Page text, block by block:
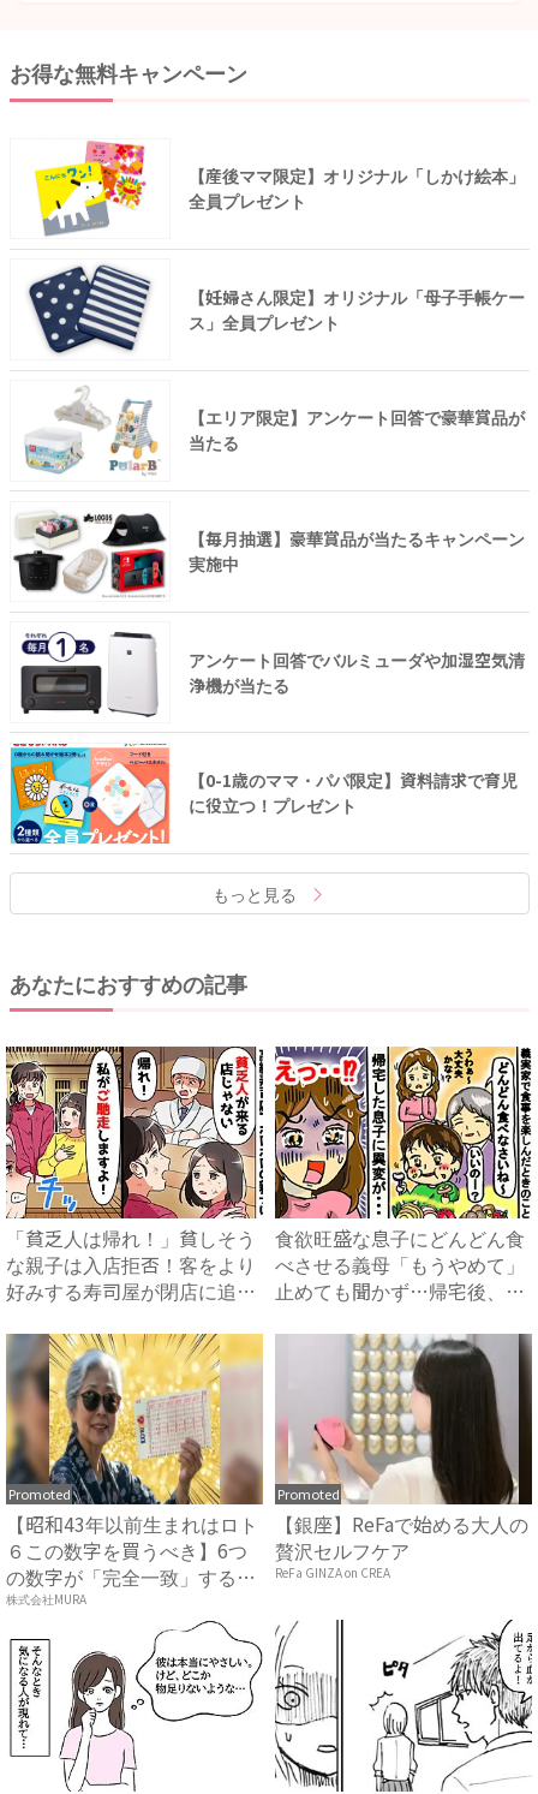
お得な無料キャンペーン
【産後ママ限定】オリジナル「しかけ絵本」
全員プレゼント
【妊婦さん限定】オリジナル「母子手帳ケー
ス」全員プレゼント
【エリア限定】アンケート回答で豪華賞品が
当たる
【毎月抽選】豪華賞品が当たるキャンペーン
実施中
アンケート回答でバルミューダや加湿空気清
浄機が当たる
【0-1歳のママ・パパ限定】資料請求で育児
に役立つ！プレゼント
もっと見る
あなたにおすすめの記事
「貧乏人は帰れ！」貧しそう
な親子は入店拒否！客をより
好みする寿司屋が閉店に追い
食欲旺盛な息子にどんどん食
べさせる義母「もうやめて」
止めても聞かず…帰宅後、息
Promoted
【昭和43年以前生まれはロト
６この数字を買うべき】6つ
の数字が「完全一致」する
方...
株式会社MURA
Promoted
【銀座】ReFaで始める大人の
贅沢セルフケア
ReFa GINZA on CREA